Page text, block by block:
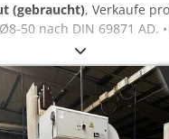
(gebraucht), Verkaufe
50 nach DIN 69871 AD. •
Ø8 mm
AD • Sehr guter
• Ein Teil
im Set. Csdsxcgzqjpfx